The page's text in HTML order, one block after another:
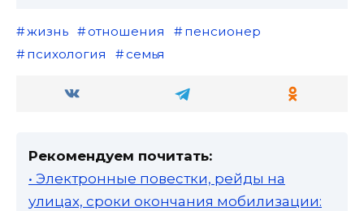
жизнь отношения
пенсионер
психология
семья
Рекомендуем почитать:
• Электронные повестки, рейды на
улицах, сроки окончания мобилизации: